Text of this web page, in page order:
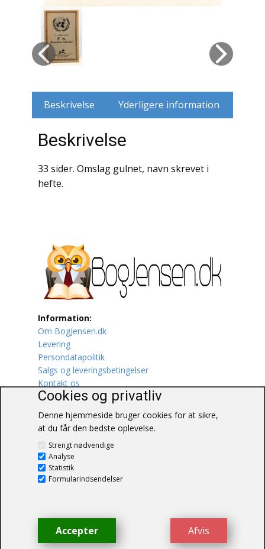
Hus / Have
Husdyr
Krige / Slag
Krop / Sind
Litteraturhistorie
Lokalhistorie / Topografi
Lystfiskeri
Mad
Musik
Mytologi / Sagn / Sagaer
Naturen
Oldtidskundskab
Beskrivelse Yderligere information
Beskrivelse
33 sider. Omslag gulnet, navn skrevet i
hefte.
Information:
Om BogJensen.dk
Levering
Persondatapolitik
Salgs og leveringsbetingelser
Kontakt os
Blåkærvej 25
6052 Viuf
Tlf.:60703190
© BogJensen.dk – Alle rettigheder
forbeholdes.
Cookies og privatliv
Denne hjemmeside bruger cookies for at sikre,
at du får den bedste oplevelse.
Strengt nødvendige
Analyse
Statistik
Formularindsendelser
Afvis
Accepter